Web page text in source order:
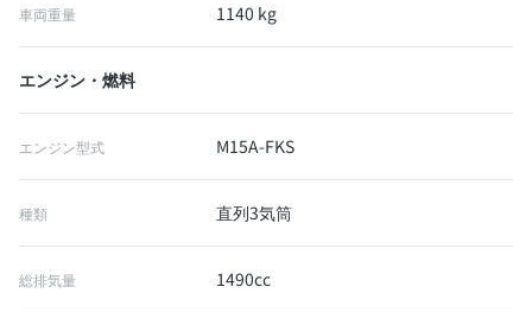
車両重量 1140 kg
エンジン・燃料
エンジン型式 M15A-FKS
種類 直列3気筒
総排気量 1490cc